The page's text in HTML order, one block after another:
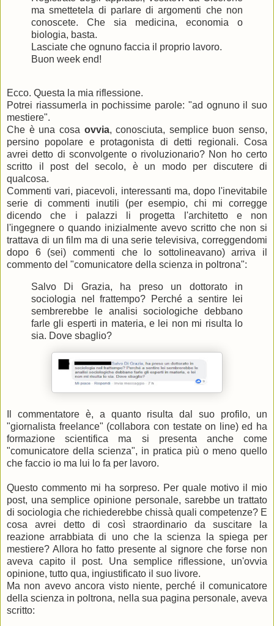
ma smettetela di parlare di argomenti che non
conoscete. Che sia medicina, economia o
biologia, basta.
Lasciate che ognuno faccia il proprio lavoro.
Buon week end!
Ecco. Questa la mia riflessione.
Potrei riassumerla in pochissime parole: "ad ognuno il suo
mestiere".
Che è una cosa ovvia, conosciuta, semplice buon senso,
persino popolare e protagonista di detti regionali. Cosa
avrei detto di sconvolgente o rivoluzionario? Non ho certo
scritto il post del secolo, è un modo per discutere di
qualcosa.
Commenti vari, piacevoli, interessanti ma, dopo l'inevitabile
serie di commenti inutili (per esempio, chi mi corregge
dicendo che i palazzi li progetta l'architetto e non
l'ingegnere o quando inizialmente avevo scritto che non si
trattava di un film ma di una serie televisiva, correggendomi
dopo 6 (sei) commenti che lo sottolineavano) arriva il
commento del "comunicatore della scienza in poltrona":
Salvo Di Grazia, ha preso un dottorato in
sociologia nel frattempo? Perché a sentire lei
sembrerebbe le analisi sociologiche debbano
farle gli esperti in materia, e lei non mi risulta lo
sia. Dove sbaglio?
Il commentatore è, a quanto risulta dal suo profilo, un
"giornalista freelance" (collabora con testate on line) ed ha
formazione scientifica ma si presenta anche come
"comunicatore della scienza", in pratica più o meno quello
che faccio io ma lui lo fa per lavoro.
Questo commento mi ha sorpreso. Per quale motivo il mio
post, una semplice opinione personale, sarebbe un trattato
di sociologia che richiederebbe chissà quali competenze? E
cosa avrei detto di così straordinario da suscitare la
reazione arrabbiata di uno che la scienza la spiega per
mestiere? Allora ho fatto presente al signore che forse non
aveva capito il post. Una semplice riflessione, un'ovvia
opinione, tutto qua, ingiustificato il suo livore.
Ma non avevo ancora visto niente, perché il comunicatore
della scienza in poltrona, nella sua pagina personale, aveva
scritto: